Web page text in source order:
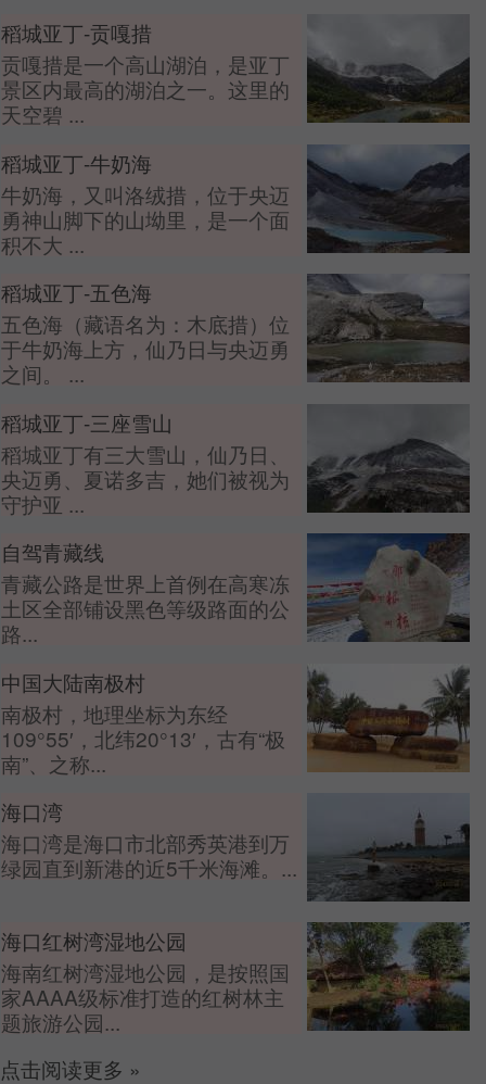
稻城亚丁-贡嘎措
贡嘎措是一个高山湖泊，是亚丁
景区内最高的湖泊之一。这里的
天空碧 ...
稻城亚丁-牛奶海
牛奶海，又叫洛绒措，位于央迈
勇神山脚下的山坳里，是一个面
积不大 ...
稻城亚丁-五色海
五色海（藏语名为：木底措）位
于牛奶海上方，仙乃日与央迈勇
之间。 ...
稻城亚丁-三座雪山
稻城亚丁有三大雪山，仙乃日、
央迈勇、夏诺多吉，她们被视为
守护亚 ...
自驾青藏线
青藏公路是世界上首例在高寒冻
土区全部铺设黑色等级路面的公
路...
中国大陆南极村
南极村，地理坐标为东经
109°55′，北纬20°13′，古有“极
南”、之称...
海口湾
海口湾是海口市北部秀英港到万
绿园直到新港的近5千米海滩。...
海口红树湾湿地公园
海南红树湾湿地公园，是按照国
家AAAA级标准打造的红树林主
题旅游公园...
点击阅读更多 »